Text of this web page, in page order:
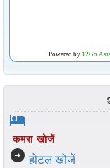
Powered by 12Go
hotel
कमरा खोजें
arrow_circle_right होटल खोजें